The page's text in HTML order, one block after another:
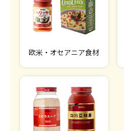
欧米・オセアニア食材